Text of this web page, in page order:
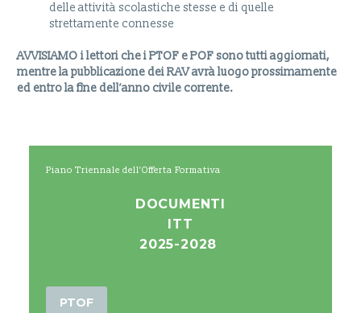
delle attività scolastiche stesse e di quelle
strettamente connesse
AVVISIAMO i lettori che i PTOF e POF sono tutti aggiornati,
mentre la pubblicazione dei RAV avrà luogo prossimamente
ed entro la fine dell’anno civile corrente.
Piano Triennale dell’Offerta Formativa
DOCUMENTI
ITT
2025-2028
PTOF